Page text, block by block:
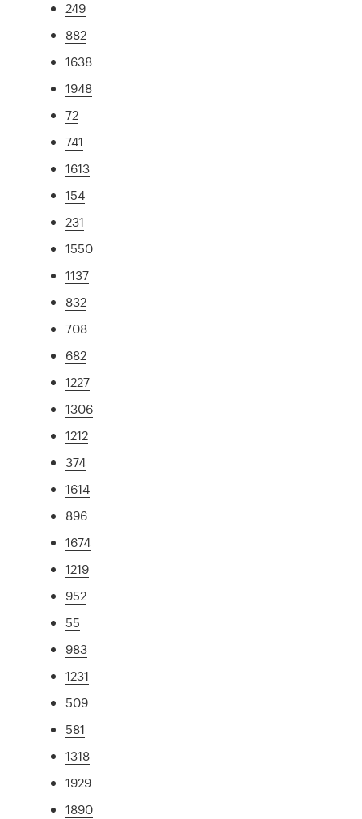
249
882
1638
1948
72
741
1613
154
231
1550
1137
832
708
682
1227
1306
1212
374
1614
896
1674
1219
952
55
983
1231
509
581
1318
1929
1890